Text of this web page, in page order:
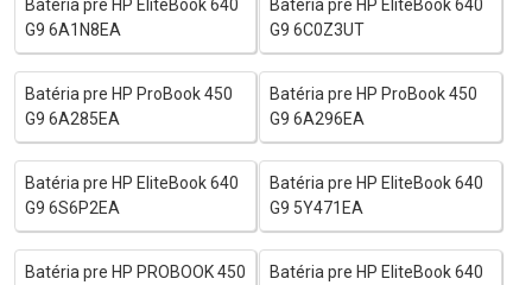
Batéria pre HP EliteBook 640
G9 6A1N8EA
Batéria pre HP EliteBook 640
G9 6C0Z3UT
Batéria pre HP ProBook 450
G9 6A285EA
Batéria pre HP ProBook 450
G9 6A296EA
Batéria pre HP EliteBook 640
G9 6S6P2EA
Batéria pre HP EliteBook 640
G9 5Y471EA
Batéria pre HP PROBOOK 450
Batéria pre HP EliteBook 640